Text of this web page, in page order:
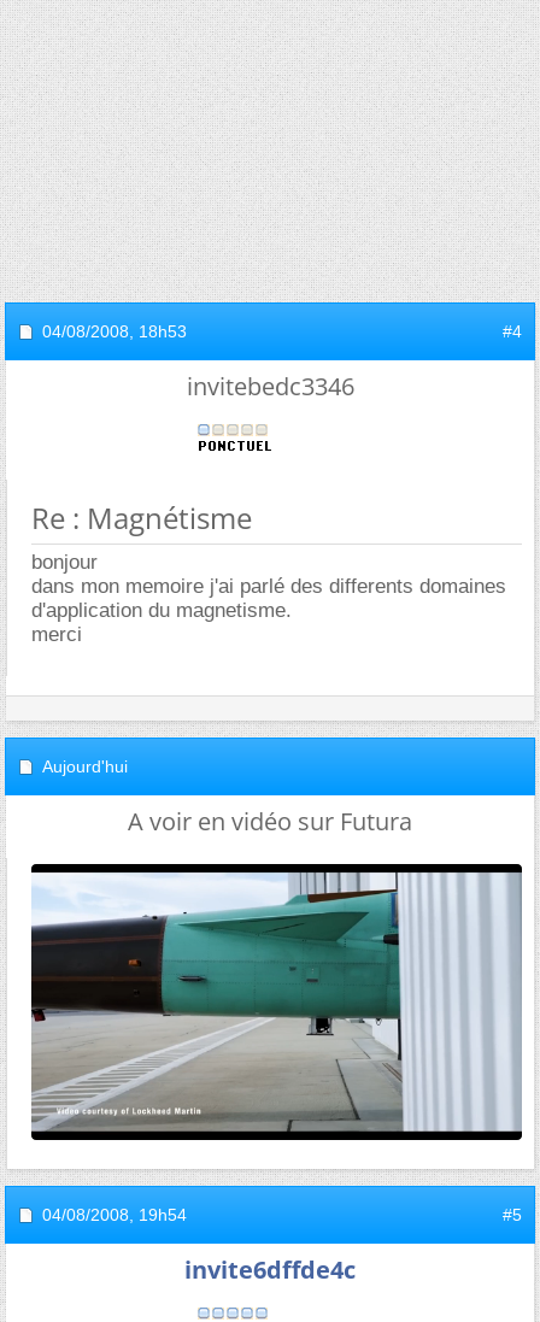
04/08/2008, 18h53 #4
invitebedc3346
Re : Magnétisme
bonjour
dans mon memoire j'ai parlé des differents domaines
d'application du magnetisme.
merci
Aujourd'hui
A voir en vidéo sur Futura
04/08/2008, 19h54 #5
invite6dffde4c